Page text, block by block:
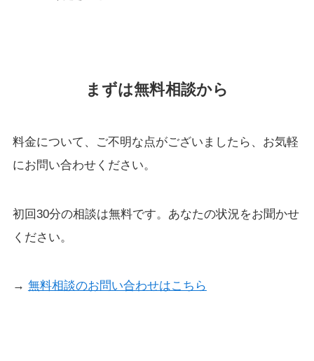
まずは無料相談から
料金について、ご不明な点がございましたら、お気軽
にお問い合わせください。
初回30分の相談は無料です。あなたの状況をお聞かせ
ください。
→ 無料相談のお問い合わせはこちら